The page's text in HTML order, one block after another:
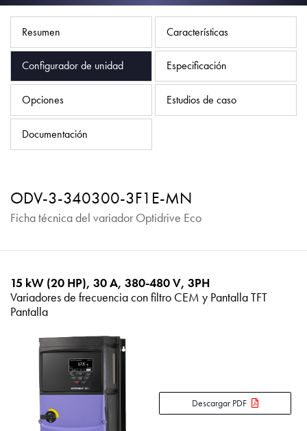
Resumen Características
Configurador de unidad Especificación
Opciones Estudios de caso
Documentación
ODV-3-340300-3F1E-MN
Ficha técnica del variador Optidrive Eco
15 kW (20 HP), 30 A, 380-480 V, 3PH
Variadores de frecuencia con filtro CEM y Pantalla TFT
Pantalla
Descargar PDF
Política de privacidad
Mapa del sitio
iSource